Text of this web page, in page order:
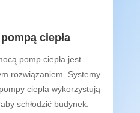
ciepła
pomp ciepła jest
rozwiązaniem. Systemy
ciepła wykorzystują
schłodzić budynek.